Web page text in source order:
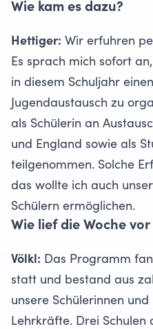
Wie kam es dazu?
Hettiger: Wir erfuhren
Es sprach mich sofort
in diesem Schuljahr
Jugendaustausch zu
als Schülerin an
und England sowie als
teilgenommen. Solche
das wollte ich auch
Schülern ermöglichen.
Wie lief die Woche
Völkl: Das Programm
statt und bestand aus
unsere Schülerinnen
Lehrkräfte. Drei Schulen